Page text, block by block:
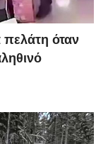
πελάτη όταν